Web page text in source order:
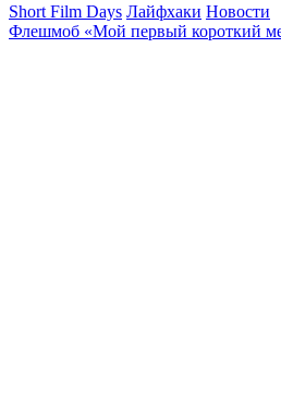
Short Film Days Лайфхаки Новости
Флешмоб «Мой первый короткий